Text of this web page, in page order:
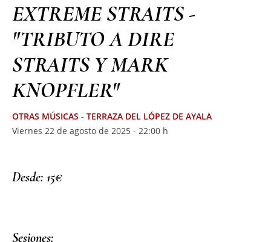
EXTREME STRAITS -
"TRIBUTO A DIRE
STRAITS Y MARK
KNOPFLER"
OTRAS MÚSICAS - TERRAZA DEL LÓPEZ DE AYALA
Viernes 22 de agosto de 2025 - 22:00 h
Desde: 15€
Sesiones: